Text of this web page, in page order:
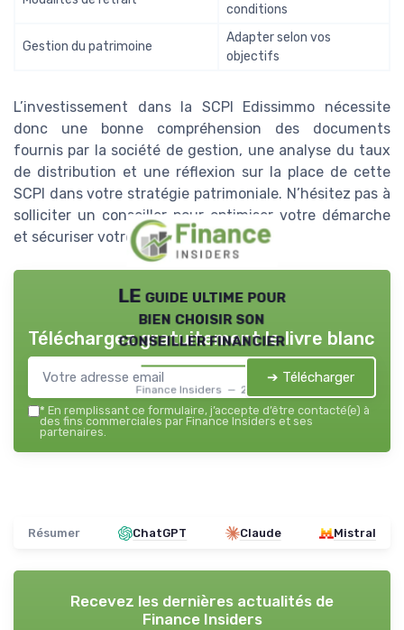
conditions
Gestion du patrimoine
Adapter selon vos
objectifs
L’investissement dans la SCPI Edissimmo nécessite
donc une bonne compréhension des documents
fournis par la société de gestion, une analyse du taux
de distribution et une réflexion sur la place de cette
SCPI dans votre stratégie patrimoniale. N’hésitez pas à
solliciter un conseiller pour optimiser votre démarche
et sécuriser votre avenir patrimonial.
LE guide ultime pour
bien choisir son
conseiller financier
Finance Insiders — 2026
Téléchargez gratuitement le livre blanc
➔ Télécharger
* En remplissant ce formulaire, j’accepte d’être contacté(e) à
des fins commerciales par Finance Insiders et ses
partenaires.
Résumer ChatGPT Claude Mistral
Recevez les dernières actualités de
Finance Insiders